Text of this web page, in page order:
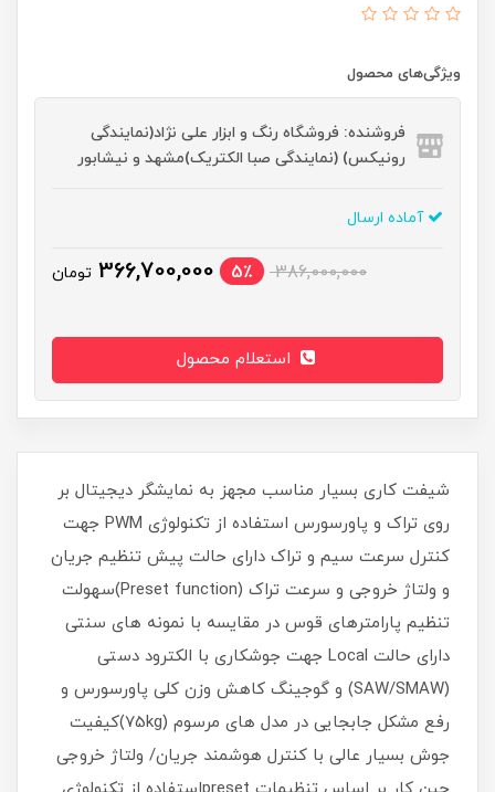
ویژگی‌های محصول
فروشنده: فروشگاه رنگ و ابزار علی نژاد(نمایندگی
رونیکس) (نمایندگی صبا الکتریک)مشهد و نیشابور
آماده ارسال
386,000,000 5٪ 366,700,000 تومان
شیفت کاری بسیار مناسب مجهز به نمایشگر دیجیتال بر
روی تراک و پاورسورس استفاده از تکنولوژی PWM جهت
کنترل سرعت سیم و تراک دارای حالت پیش تنظیم جریان
و ولتاژ خروجی و سرعت تراک (Preset function)سهولت
تنظیم پارامترهای قوس در مقایسه با نمونه های سنتی
دارای حالت Local جهت جوشکاری با الکترود دستی
(SAW/SMAW) و گوجینگ کاهش وزن کلی پاورسورس و
رفع مشکل جابجایی در مدل های مرسوم (75kg)کیفیت
جوش بسیار عالی با کنترل هوشمند جریان/ ولتاژ خروجی